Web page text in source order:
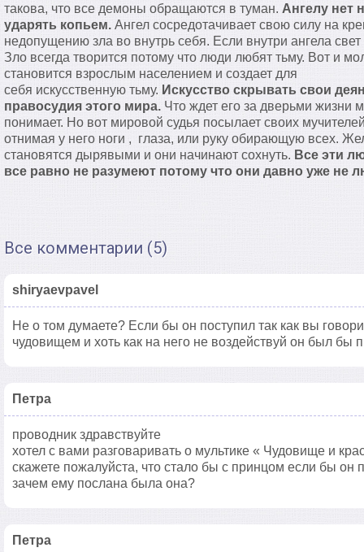
такова, что все демоны обращаются в туман. Ангелу нет
ударять копьем. Ангел сосредотачивает свою силу на
недопущению зла во внутрь себя. Если внутри ангела
Зло всегда творится потому что люди любят тьму. Вот и
становится взрослым населением и создает для
себя искусственную тьму. Искусство скрывать свои
правосудия этого мира. Что ждет его за дверьми жизни
понимает. Но вот мировой судья посылает своих
отнимая у него ноги , глаза, или руку обирающую всех.
становятся дырявыми и они начинают сохнуть. Все эти
все равно не разумеют потому что они давно уже не
Все комментарии (5)
shiryaevpavel
Не о том думаете? Если бы он поступил так как вы
чудовищем и хоть как на него не воздействуй он был бы
Петра
проводник здравствуйте
хотел с вами разговаривать о мультике « Чудовище и
скажете пожалуйста, что стало бы с принцом если бы он
зачем ему послана была она?
Петра